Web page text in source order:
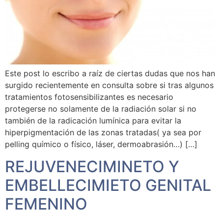
Este post lo escribo a raíz de ciertas dudas que nos han
surgido recientemente en consulta sobre si tras algunos
tratamientos fotosensibilizantes es necesario
protegerse no solamente de la radiación solar si no
también de la radicación lumínica para evitar la
hiperpigmentación de las zonas tratadas( ya sea por
pelling químico o físico, láser, dermoabrasión…) […]
REJUVENECIMINETO Y
EMBELLECIMIETO GENITAL
FEMENINO